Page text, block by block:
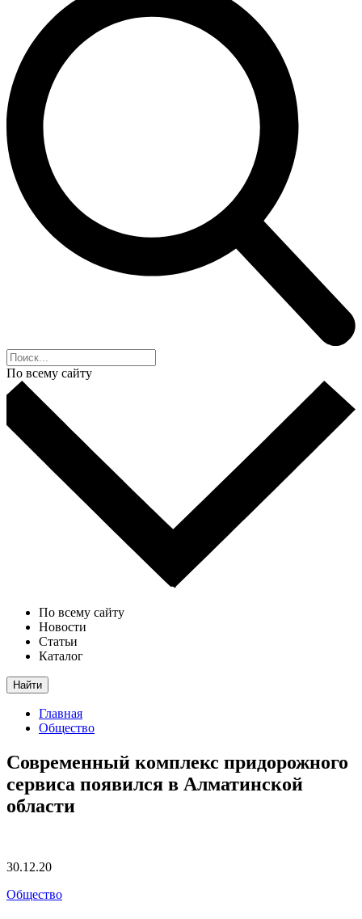
По всему сайту
По всему сайту
Новости
Статьи
Каталог
Найти
Главная
Общество
Современный комплекс придорожного
сервиса появился в Алматинской
области
30.12.20
Общество